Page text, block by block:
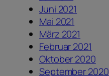
Juni 2021
Mai 2021
März 2021
Februar 2021
Oktober 2020
September 2020